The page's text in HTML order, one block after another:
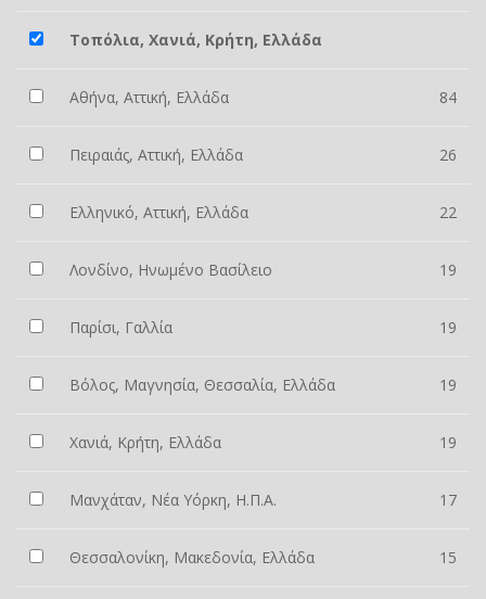
Τοπόλια, Χανιά, Κρήτη, Ελλάδα
Αθήνα, Αττική, Ελλάδα 84
Πειραιάς, Αττική, Ελλάδα 26
Ελληνικό, Αττική, Ελλάδα 22
Λονδίνο, Ηνωμένο Βασίλειο 19
Παρίσι, Γαλλία 19
Βόλος, Μαγνησία, Θεσσαλία, Ελλάδα 19
Χανιά, Κρήτη, Ελλάδα 19
Μανχάταν, Νέα Υόρκη, Η.Π.Α. 17
Θεσσαλονίκη, Μακεδονία, Ελλάδα 15